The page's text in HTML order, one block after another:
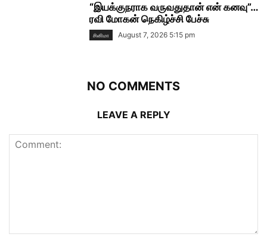
“இயக்குநராக வருவதுதான் என் கனவு”…
ரவி மோகன் நெகிழ்ச்சி பேச்சு
சினிமா August 7, 2026 5:15 pm
NO COMMENTS
LEAVE A REPLY